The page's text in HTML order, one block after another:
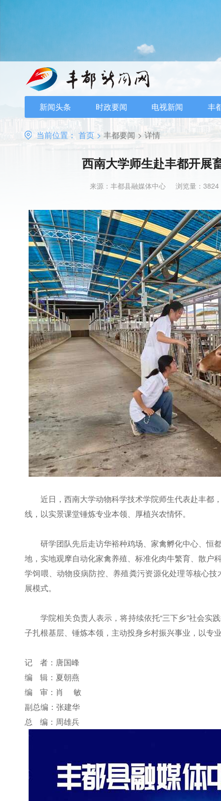
新闻头条 时政要闻 电视新闻 丰
当前位置： 首页 > 丰都要闻 > 详情
西南大学师生赴丰都开展
来源：丰都县融媒体中心 浏览量：3824
近日，西南大学动物科学技术学院师生代表赴丰都
线，以实景课堂锤炼专业本领、厚植兴农情怀。
研学团队先后走访华裕种鸡场、家禽孵化中心、恒
地，实地观摩自动化家禽养殖、标准化肉牛繁育、散户
学饲喂、动物疫病防控、养殖粪污资源化处理等核心
展模式。
学院相关负责人表示，将持续依托“三下乡”社会实
子扎根基层、锤炼本领，主动投身乡村振兴事业，以专
记 者：唐国峰
编 辑：夏朝燕
编 审：肖 敏
副总编：张建华
总 编：周雄兵